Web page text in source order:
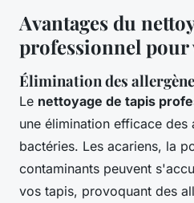
Avantages du
professionnel pour
Élimination des
Le nettoyage de tapis
une élimination efficace des
bactéries. Les acariens, la
contaminants peuvent
vos tapis, provoquant des